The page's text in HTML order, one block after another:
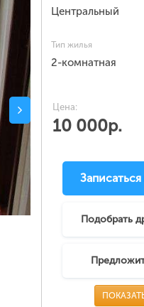
Центральный
Тип жилья
2-комнатная
Цена:
10 000р.
Подобрать